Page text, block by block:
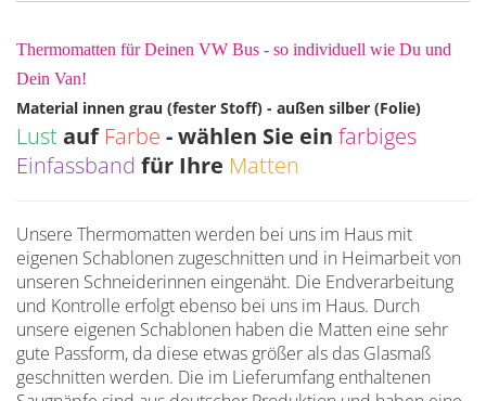
Thermomatten für Deinen VW Bus - so individuell wie Du und
Dein Van!
Material innen grau (fester Stoff) - außen silber (Folie)
Lustauf Farbe - wählen Sie ein farbiges
Einfassband für Ihre Matten
Unsere Thermomatten werden bei uns im Haus mit
eigenen Schablonen zugeschnitten und in Heimarbeit von
unseren Schneiderinnen eingenäht. Die Endverarbeitung
und Kontrolle erfolgt ebenso bei uns im Haus. Durch
unsere eigenen Schablonen haben die Matten eine sehr
gute Passform, da diese etwas größer als das Glasmaß
geschnitten werden. Die im Lieferumfang enthaltenen